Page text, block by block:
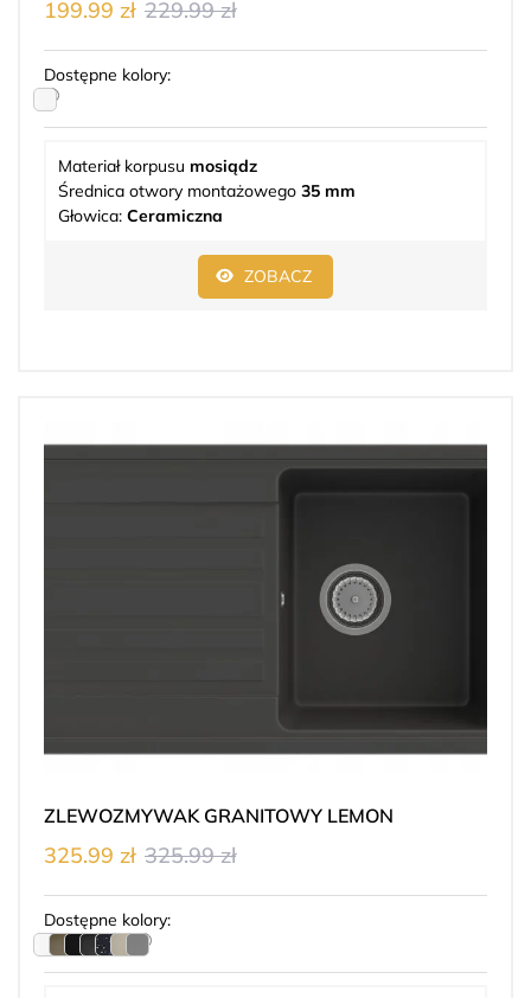
199.99 zł 229.99 zł
Dostępne kolory:
Materiał korpusu mosiądz
Średnica otwory montażowego 35 mm
Głowica: Ceramiczna
ZOBACZ
ZLEWOZMYWAK GRANITOWY LEMON
325.99 zł 325.99 zł
Dostępne kolory: